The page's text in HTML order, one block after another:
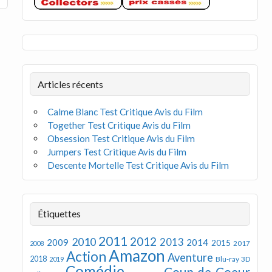
Articles récents
Calme Blanc Test Critique Avis du Film
Together Test Critique Avis du Film
Obsession Test Critique Avis du Film
Jumpers Test Critique Avis du Film
Descente Mortelle Test Critique Avis du Film
Étiquettes
2008 2009 2010 2011 2012 2013 2014 2015 2017
2018 2019 ActionAmazon Aventure Blu-ray 3D